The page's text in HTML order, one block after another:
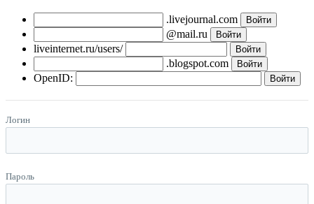
.livejournal.com
@mail.ru
liveinternet.ru/users/
.blogspot.com
OpenID:
Логин
Пароль